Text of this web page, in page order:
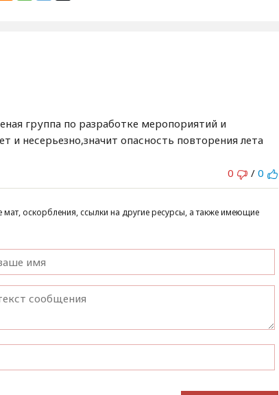
группа по разработке меропориятий и
и несерьезно,значит опасность повторения лета
0
/ 0
оскорбления, ссылки на другие ресурсы, а также имеющие